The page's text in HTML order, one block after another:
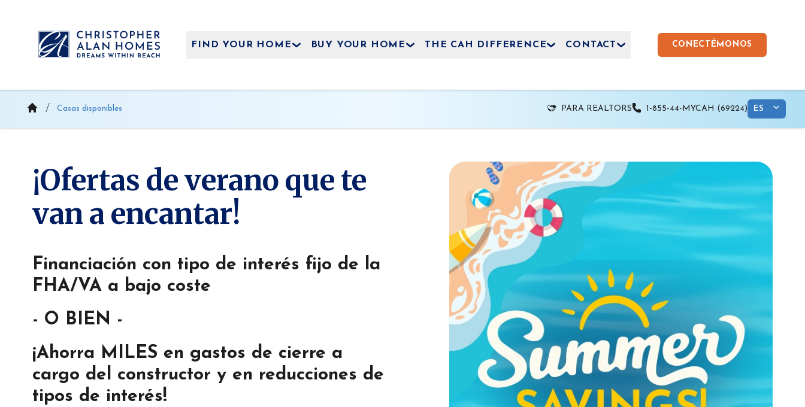
contenido
FIND YOUR HOME BUY YOUR HOME THE CAH DIFFERENCE CONTACT CONECTÉMONOS
Casas disponibles PARA REALTORS 1-855-44-MYCAH (69224)
¡Ofertas de verano que te
van a encantar!
Financiación con tipo de interés fijo de la
FHA/VA a bajo coste
- O BIEN -
¡Ahorra MILES en gastos de cierre a
cargo del constructor y en reducciones de
tipos de interés!